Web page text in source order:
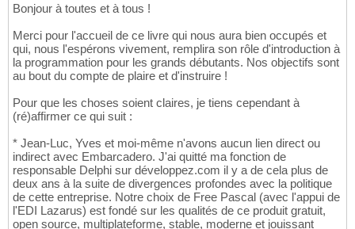
Bonjour à toutes et à tous !
Merci pour l'accueil de ce livre qui nous aura bien occupés et
qui, nous l'espérons vivement, remplira son rôle d'introduction à
la programmation pour les grands débutants. Nos objectifs sont
au bout du compte de plaire et d'instruire !
Pour que les choses soient claires, je tiens cependant à
(ré)affirmer ce qui suit :
* Jean-Luc, Yves et moi-même n'avons aucun lien direct ou
indirect avec Embarcadero. J'ai quitté ma fonction de
responsable Delphi sur développez.com il y a de cela plus de
deux ans à la suite de divergences profondes avec la politique
de cette entreprise. Notre choix de Free Pascal (avec l'appui de
l'EDI Lazarus) est fondé sur les qualités de ce produit gratuit,
open source, multiplateforme, stable, moderne et jouissant